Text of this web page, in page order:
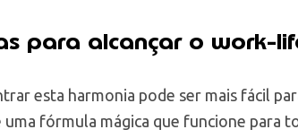
para alcançar o work-
esta harmonia pode ser mais fácil
uma fórmula mágica que funcione para